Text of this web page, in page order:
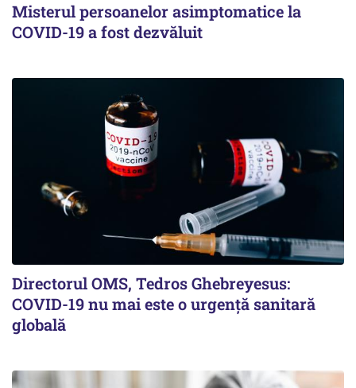
Misterul persoanelor asimptomatice la
COVID-19 a fost dezvăluit
Directorul OMS, Tedros Ghebreyesus:
COVID-19 nu mai este o urgenţă sanitară
globală